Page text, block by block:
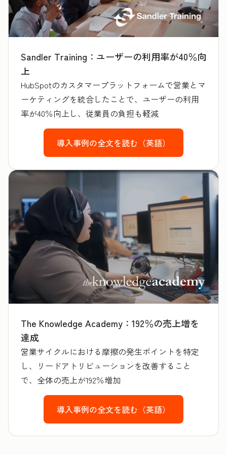
Sandler Training：ユーザーの利用率が40％向
上
HubSpotのカスタマープラットフォームで営業とマ
ーケティングを統合したことで、ユーザーの利用
率が40％向上し、従業員の負担も軽減
導入事例の全文を読む（英語）
The Knowledge Academy：192％の売上増を
達成
営業サイクルにおける摩擦の発生ポイントを特定
し、リードアトリビューションを改善すること
で、全体の売上が192％増加
導入事例の全文を読む（英語）